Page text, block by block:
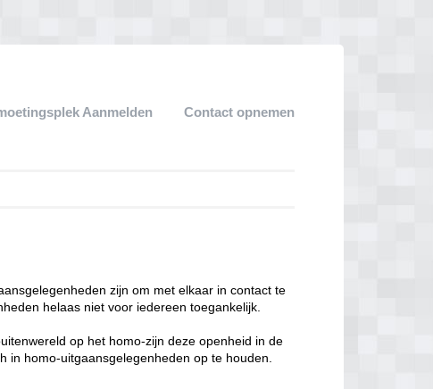
Aanmelden Contact opnemen
zijn om met elkaar in contact te
helaas niet voor iedereen toegankelijk.
op het homo-zijn deze openheid in de
in homo-uitgaansgelegenheden op te houden.